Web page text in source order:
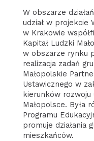
W obszarze
udział w projekcie
w Krakowie
Kapitał Ludzki
w obszarze rynku
realizacja zadań
Małopolskie
Ustawicznego w
kierunków rozwoju
Małopolsce. Była
Programu
promuje działania
mieszkańców.